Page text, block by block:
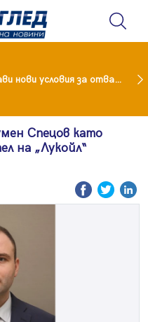
Иран постави нови условия за отварянето на Ормузкия проток
Спецов като
на „Лукойл“